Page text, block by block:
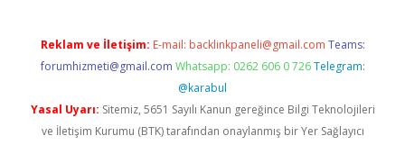
Reklam ve İletişim: E-mail: backlinkpaneli@gmail.com Teams:
forumhizmeti@gmail.com Whatsapp: 0262 606 0 726 Telegram:
@karabul
Yasal Uyarı: Sitemiz, 5651 Sayılı Kanun gereğince Bilgi Teknolojileri
ve İletişim Kurumu (BTK) tarafından onaylanmış bir Yer Sağlayıcı